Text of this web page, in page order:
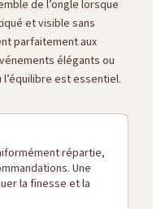
de l’ongle lorsque
et visible sans
parfaitement aux
élégants ou
l’équilibre est essentiel.
répartie,
Une
la finesse et la